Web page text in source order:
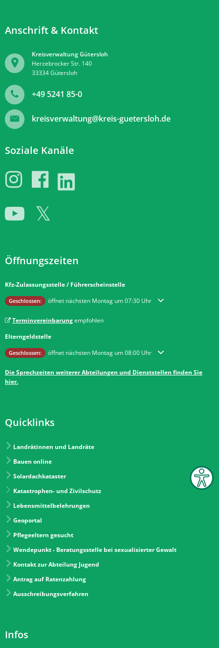
Anschrift & Kontakt
Kreisverwaltung Gütersloh
Herzebrocker Str. 140
33334Gütersloh
+49 5241 85-0
kreisverwaltung@kreis-guetersloh.de
Soziale Kanäle
Öffnungszeiten
Kfz-Zulassungsstelle / Führerscheinstelle
Klicken, um weitere Öffnungs- oder Schließzeiten auszublenden
Geschlossen: öffnet nächsten Montag um 07:30 Uhr
Terminvereinbarungempfohlen
Elterngeldstelle
Klicken, um weitere Öffnungs- oder Schließzeiten auszublenden
Geschlossen: öffnet nächsten Montag um 08:00 Uhr
Die Sprechzeiten weiterer Abteilungen und Dienststellen finden Sie
hier.
Quicklinks
Landrätinnen und Landräte
Bauen online
Solardachkataster
Katastrophen- und Zivilschutz
Lebensmittelbelehrungen
Geoportal
Pflegeeltern gesucht
Wendepunkt - Beratungsstelle bei sexualisierter Gewalt
Kontakt zur Abteilung Jugend
Antrag auf Ratenzahlung
Ausschreibungsverfahren
Infos